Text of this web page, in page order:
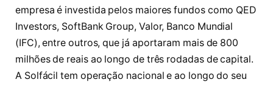
empresa é investida pelos maiores fundos como QED
Investors, SoftBank Group, Valor, Banco Mundial
(IFC), entre outros, que já aportaram mais de 800
milhões de reais ao longo de três rodadas de capital.
A Solfácil tem operação nacional e ao longo do seu